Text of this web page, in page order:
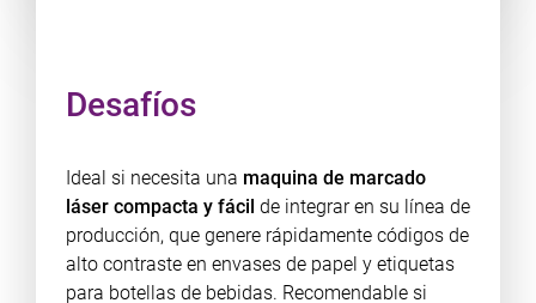
Desafíos
Ideal si necesita una maquina de marcado
láser compacta y fácil de integrar en su línea de
producción, que genere rápidamente códigos de
alto contraste en envases de papel y etiquetas
para botellas de bebidas. Recomendable si